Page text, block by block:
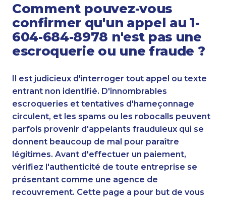
Comment pouvez-vous
confirmer qu'un appel au 1-
604-684-8978 n'est pas une
escroquerie ou une fraude ?
Il est judicieux d'interroger tout appel ou texte
entrant non identifié. D'innombrables
escroqueries et tentatives d'hameçonnage
circulent, et les spams ou les robocalls peuvent
parfois provenir d'appelants frauduleux qui se
donnent beaucoup de mal pour paraître
légitimes. Avant d'effectuer un paiement,
vérifiez l'authenticité de toute entreprise se
présentant comme une agence de
recouvrement. Cette page a pour but de vous